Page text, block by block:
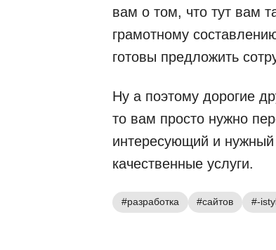
вам о том, что тут вам
грамотному
готовы предложить
Ну а поэтому дорогие
то вам просто нужно
интересующий и нужный
качественные услуги.
#разработка #сайтов #-